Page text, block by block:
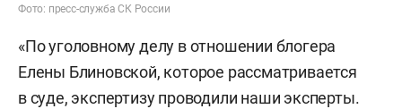
Фото: пресс-служба СК России
«По уголовному делу в отношении блогера
Елены Блиновской, которое рассматривается
в суде, экспертизу проводили наши эксперты.